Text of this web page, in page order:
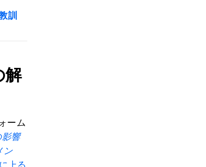
訓
解
ーム
影響
ン